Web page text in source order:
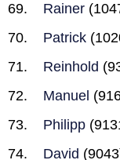
Rainer
Patrick
Reinhold
Manuel
Philipp
David